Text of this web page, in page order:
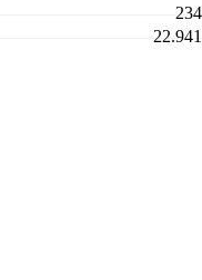
234
22.941